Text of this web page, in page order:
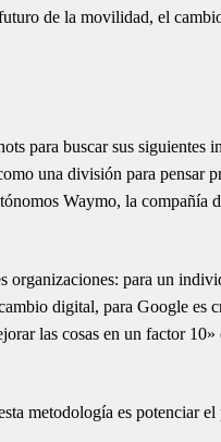
de la movilidad, el
para buscar sus
una división para pensar
Waymo, la compañía
organizaciones: para un
digital, para Google es
las cosas en un factor
metodología es potenciar